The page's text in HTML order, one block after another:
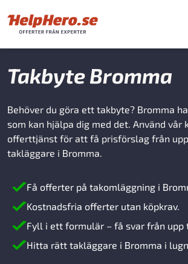
Takbyte Bromma
Behöver du göra ett takbyte? Bromma
som kan hjälpa dig med det. Använd vår
offerttjänst för att få prisförslag från
takläggare i Bromma.
Få offerter på takomläggning i
Kostnadsfria offerter utan köpkrav.
Fyll i ett formulär – få svar från upp
Hitta rätt takläggare i Bromma i